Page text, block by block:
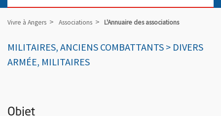
Vivre à Angers Associations L'Annuaire des associations
MILITAIRES, ANCIENS COMBATTANTS > DIVERS
ARMÉE, MILITAIRES
Objet